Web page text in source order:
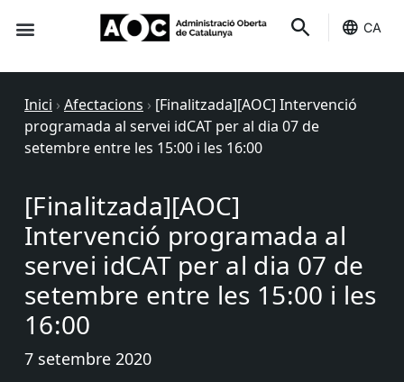
CA
Inici › Afectacions › [Finalitzada][AOC] Intervenció
programada al servei idCAT per al dia 07 de
setembre entre les 15:00 i les 16:00
[Finalitzada][AOC]
Intervenció programada al
servei idCAT per al dia 07 de
setembre entre les 15:00 i les
16:00
7 setembre 2020